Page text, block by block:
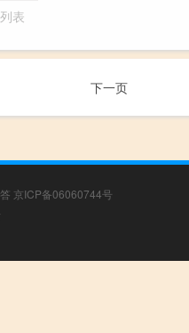
表
下一页
京ICP备06060744号